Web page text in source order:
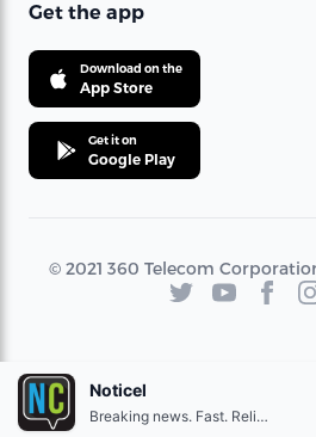
Get the app
Download on the
App Store
Get it on
Google Play
© 2021 360 Telecom
Noticel
Breaking news. Fast. Reliable.